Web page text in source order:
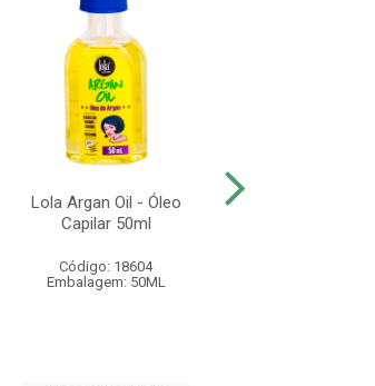
Lola Argan Oil - Óleo
Capilar 50ml
Código: 18604
Embalagem: 50ML